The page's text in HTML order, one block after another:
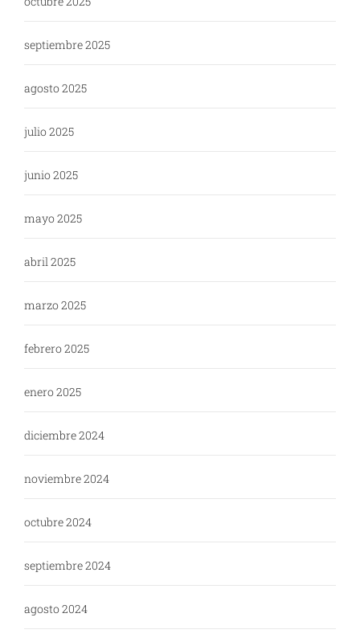
septiembre 2025
agosto 2025
julio 2025
junio 2025
mayo 2025
abril 2025
marzo 2025
febrero 2025
enero 2025
diciembre 2024
noviembre 2024
octubre 2024
septiembre 2024
agosto 2024